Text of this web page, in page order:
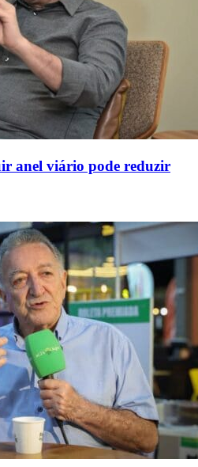
anel viário pode reduzir